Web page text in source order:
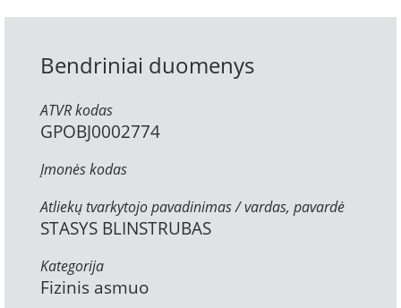
Bendriniai duomenys
ATVR kodas
GPOBJ0002774
Įmonės kodas
Atliekų tvarkytojo pavadinimas / vardas, pavardė
STASYS BLINSTRUBAS
Kategorija
Fizinis asmuo